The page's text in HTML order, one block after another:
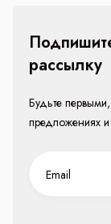
рассылку
Будьте
предложениях